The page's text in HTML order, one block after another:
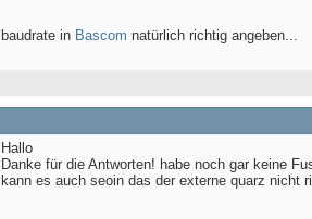
baudrate in Bascom natürlich richtig angeben...
Hallo
Danke für die Antworten! habe noch gar keine
kann es auch seoin das der externe quarz nicht